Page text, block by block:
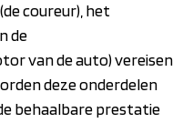
coureur), het
de
van de auto) vereisen
deze onderdelen
behaalbare prestatie